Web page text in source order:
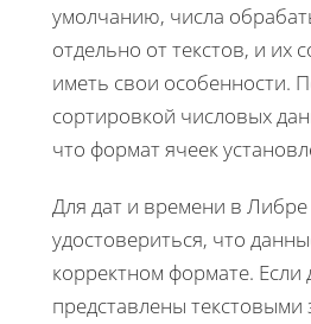
умолчанию, числа
отдельно от текстов, и их
иметь свои особенности.
сортировкой числовых
что формат ячеек
Для дат и времени в
удостовериться, что
корректном формате. Если
представлены текстовыми